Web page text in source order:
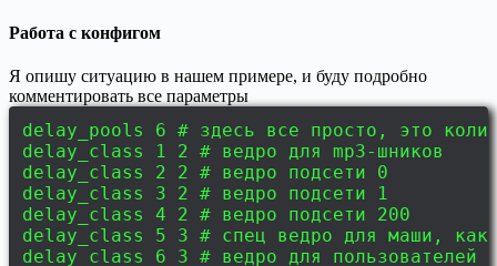
Работа с конфигом
Я опишу ситуацию в нашем примере, и буду подробно
комментировать все параметры
delay_pools 6 # здесь все просто, это
delay_class 1 2 # ведро для mp3-шников
delay_class 2 2 # ведро подсети 0
delay_class 3 2 # ведро подсети 1
delay_class 4 2 # ведро подсети 200
delay_class 5 3 # спец ведро для маши, как
delay_class 6 3 # ведро для пользователей